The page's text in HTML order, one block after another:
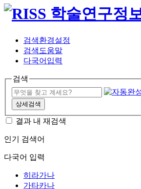
검색환경설정
검색도움말
다국어입력
검색
상세검색
결과 내 재검색
인기 검색어
다국어 입력
히라가나
가타카나